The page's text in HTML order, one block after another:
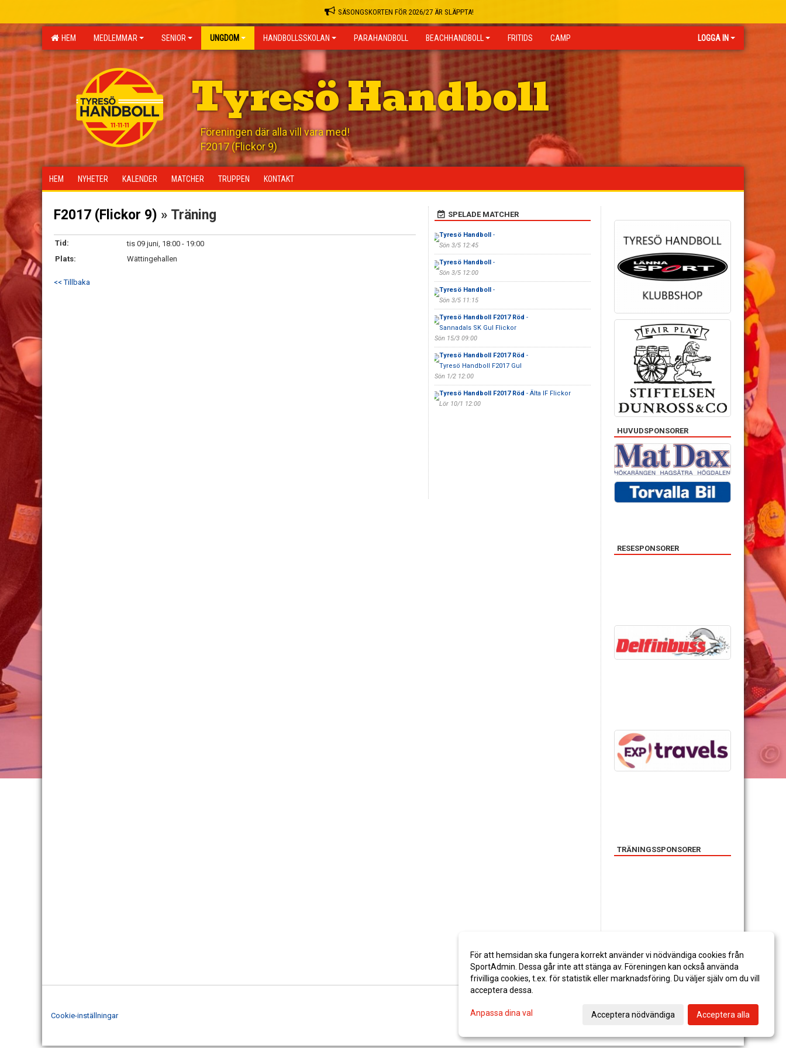
SÄSONGSKORTEN FÖR 2026/27 ÄR SLÄPPTA!
HEM MEDLEMMAR SENIOR UNGDOM HANDBOLLSSKOLAN PARAHANDBOLL BEACHHANDBOLL FRITIDS CAMP LOGGA IN
Tyresö Handboll
Föreningen där alla vill vara med!
F2017 (Flickor 9)
HEM NYHETER KALENDER MATCHER TRUPPEN KONTAKT
F2017 (Flickor 9) » Träning
Tid:
tis 09 juni, 18:00 - 19:00
Plats:
Wättingehallen
<< Tillbaka
SPELADE MATCHER
Tyresö Handboll-
Sön 3/5 12:45
Tyresö Handboll-
Sön 3/5 12:00
Tyresö Handboll-
Sön 3/5 11:15
Tyresö Handboll F2017 Röd -
Sannadals SK Gul Flickor
Sön 15/3 09:00
Tyresö Handboll F2017 Röd -
Tyresö Handboll F2017 Gul
Sön 1/2 12:00
Tyresö Handboll F2017 Röd - Älta IF Flickor
Lör 10/1 12:00
HUVUDSPONSORER
RESESPONSORER
TRÄNINGSSPONSORER
Cookie-inställningar
För att hemsidan ska fungera korrekt använder vi nödvändiga cookies från
SportAdmin. Dessa går inte att stänga av. Föreningen kan också använda
frivilliga cookies, t.ex. för statistik eller marknadsföring. Du väljer själv om du vill
acceptera dessa.
Anpassa dina val Acceptera nödvändiga Acceptera alla